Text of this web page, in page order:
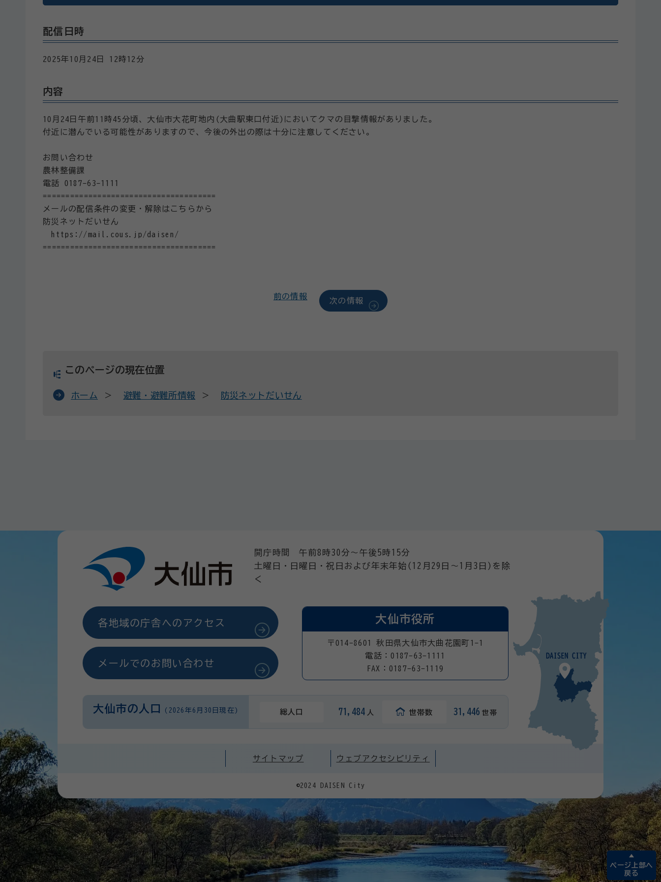
配信日時
2025年10月24日 12時12分
内容
10月24日午前11時45分頃、大仙市大花町地内(大曲駅東口付近)においてクマの目撃情報がありました。
付近に潜んでいる可能性がありますので、今後の外出の際は十分に注意してください。
お問い合わせ
農林整備課
電話 0187-63-1111
======================================
メールの配信条件の変更・解除はこちらから
防災ネットだいせん
https://mail.cous.jp/daisen/
======================================
前の情報
次の情報
このページの現在位置
ホーム 避難・避難所情報 防災ネットだいせん
開庁時間 午前8時30分～午後5時15分
土曜日・日曜日・祝日および年末年始(12月29日～1月3日)を除
く
各地域の庁舎へのアクセス
メールでのお問い合わせ
大仙市役所
〒014-8601 秋田県大仙市大曲花園町1-1
電話：0187-63-1111
FAX：0187-63-1119
大仙市の人口 (2026年6月30日現在) 総人口 71,484 人 世帯数 31,446 世帯
サイトマップ ウェブアクセシビリティ
©2024 DAISEN City
ページ上部へ
戻る